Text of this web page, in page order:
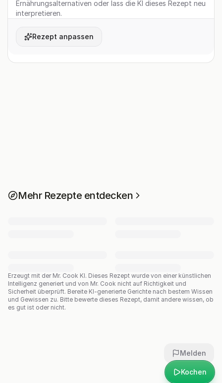
Kochen
Ernährungsalternativen oder lass die KI dieses Rezept neu
interpretieren.
Rezept anpassen
Mehr Rezepte entdecken
Erzeugt mit der Mr. Cook KI. Dieses Rezept wurde von einer künstlichen
Intelligenz generiert und von Mr. Cook nicht auf Richtigkeit und
Sicherheit überprüft. Bereite KI-generierte Gerichte nach bestem Wissen
und Gewissen zu. Bitte bewerte dieses Rezept, damit andere wissen, ob
es gut ist oder nicht.
Melden